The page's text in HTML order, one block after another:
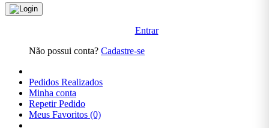
Entrar
Não possui conta? Cadastre-se
Pedidos Realizados
Minha conta
Repetir Pedido
Meus Favoritos (0)
Ficção,
George
Orwell
Ficção,
Graciliano
Ramos